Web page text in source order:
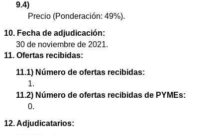
9.4)
Precio (Ponderación: 49%).
10. Fecha de adjudicación:
30 de noviembre de 2021.
11. Ofertas recibidas:
11.1) Número de ofertas recibidas:
1.
11.2) Número de ofertas recibidas de PYMEs:
0.
12. Adjudicatarios: